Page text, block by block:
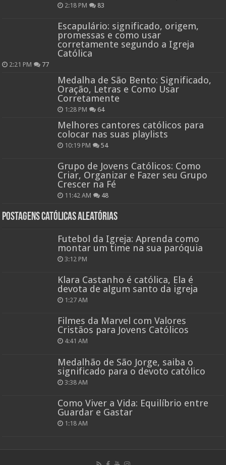
2:18 PM 83
Escapulário: significado, origem,
promessas e como usar
corretamente segundo a Igreja
Católica
2:21 PM 77
Medalha de São Bento: Significado,
Oração, Letras e Como Usar
Corretamente
1:28 PM 64
Melhores cantores católicos para
colocar nas suas playlists
10:19 PM 54
Grupo de Jovens Católicos: Como
Criar, Organizar e Fazer seu Grupo
Crescer na Fé
11:42 AM 48
Postagens católicas aleatórias
Futebol da Igreja: Aprenda como
montar um time na sua paróquia
3:12 PM
Klara Castanho é católica, Ela é
devota de algum santo da igreja
1:27 AM
Filmes da Marvel com Valores
Cristãos para Jovens Católicos
4:41 AM
Medalhão de São Jorge, saiba o
significado para o devoto católico
3:38 AM
Como Viver a Vida: Equilíbrio entre
Guardar e Gastar
1:18 AM